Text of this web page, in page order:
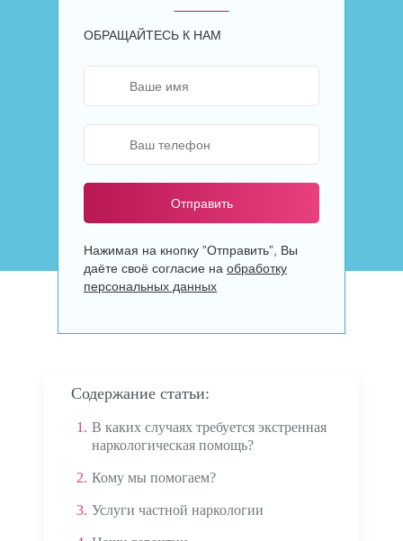
ОБРАЩАЙТЕСЬ К НАМ
Отправить
Нажимая на кнопку ”Отправить”, Вы
даёте своё согласие на обработку
персональных данных
Содержание статьи:
1. В каких случаях требуется экстренная
наркологическая помощь?
2. Кому мы помогаем?
3. Услуги частной наркологии